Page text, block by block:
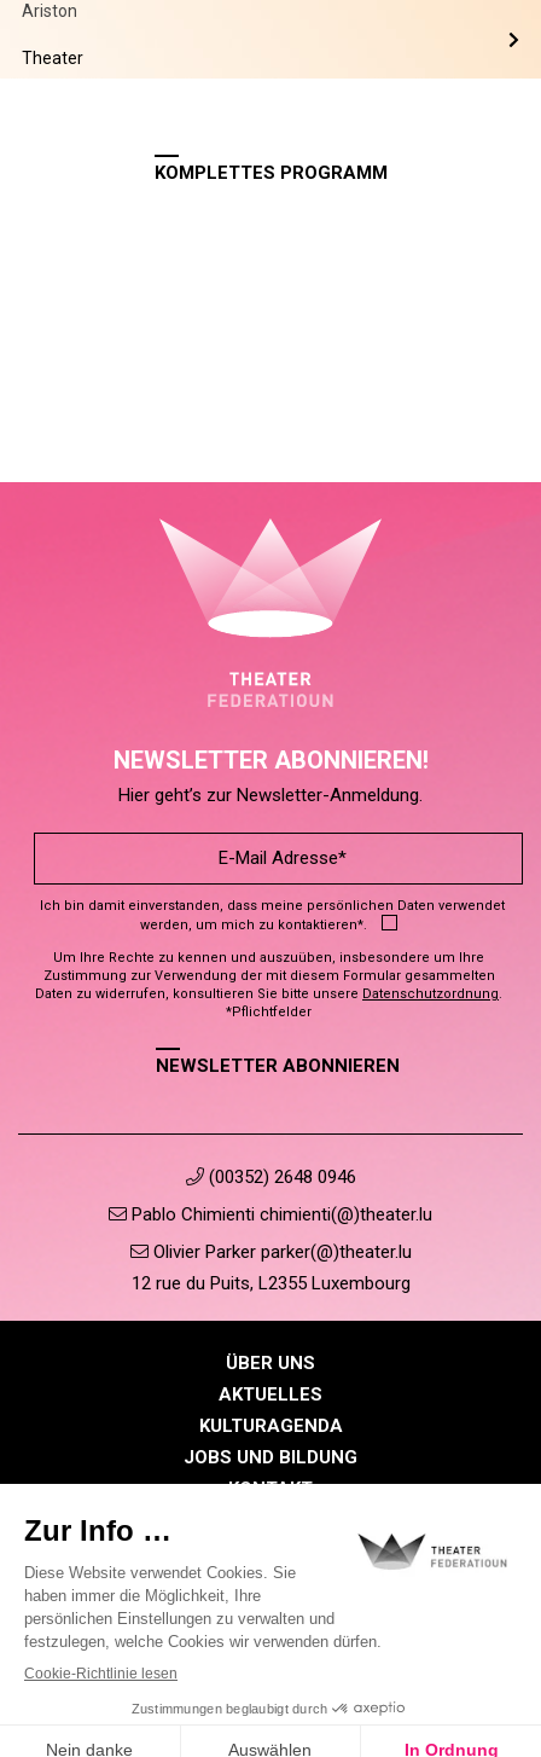
Ariston
Theater
KOMPLETTES PROGRAMM
NEWSLETTER ABONNIEREN!
Hier geht’s zur Newsletter-Anmeldung.
Ich bin damit einverstanden, dass meine persönlichen Daten verwendet
werden, um mich zu kontaktieren*.
Um Ihre Rechte zu kennen und auszuüben, insbesondere um Ihre
Zustimmung zur Verwendung der mit diesem Formular gesammelten
Daten zu widerrufen, konsultieren Sie bitte unsere Datenschutzordnung.
*Pflichtfelder
NEWSLETTER ABONNIEREN
(00352) 2648 0946
Pablo Chimienti chimienti(@)theater.lu
Olivier Parker parker(@)theater.lu
12 rue du Puits, L2355 Luxembourg
ÜBER UNS
AKTUELLES
KULTURAGENDA
JOBS UND BILDUNG
KONTAKT
MITGLIEDERBEREICH
Datenschutzrichtlinie
Cookie-Richtlinien
Visual identity by
Digitalised by